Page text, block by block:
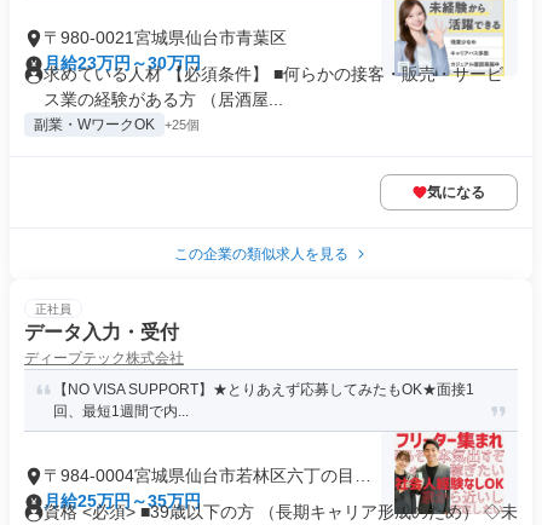
〒980-0021宮城県仙台市青葉区
月給23万円～30万円
求めている人材 【必須条件】 ■何らかの接客・販売・サービ
ス業の経験がある方 （居酒屋...
副業・WワークOK +25個
気になる
この企業の類似求人を見る
正社員
データ入力・受付
ディープテック株式会社
【NO VISA SUPPORT】★とりあえず応募してみたもOK★面接1
回、最短1週間で内...
〒984-0004宮城県仙台市若林区六丁の目東
町
月給25万円～35万円
資格 <必須> ■39歳以下の方 （長期キャリア形成のため） ◇未